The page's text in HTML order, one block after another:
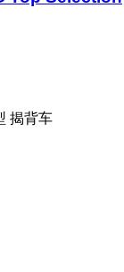
揭背车